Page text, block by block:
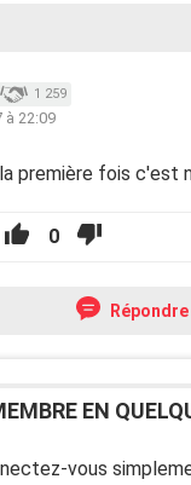
1 259
à 22:09
première fois c'est
0
Répondre
EN
vous